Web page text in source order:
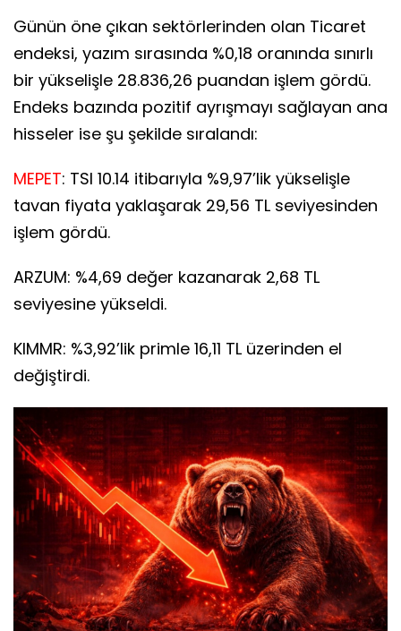
Günün öne çıkan sektörlerinden olan Ticaret
endeksi, yazım sırasında %0,18 oranında sınırlı
bir yükselişle 28.836,26 puandan işlem gördü.
Endeks bazında pozitif ayrışmayı sağlayan ana
hisseler ise şu şekilde sıralandı:
MEPET: TSI 10.14 itibarıyla %9,97’lik yükselişle
tavan fiyata yaklaşarak 29,56 TL seviyesinden
işlem gördü.
ARZUM: %4,69 değer kazanarak 2,68 TL
seviyesine yükseldi.
KIMMR: %3,92’lik primle 16,11 TL üzerinden el
değiştirdi.